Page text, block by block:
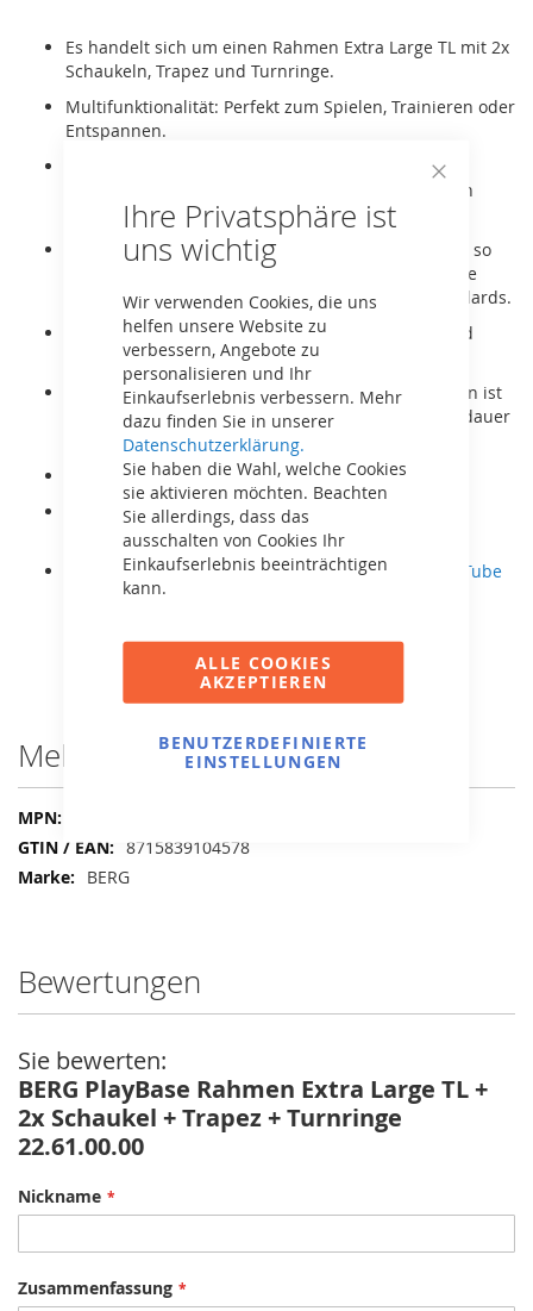
Close
Ihre Privatsphäre ist
uns wichtig
Wir verwenden Cookies, die uns
helfen unsere Website zu
verbessern, Angebote zu
personalisieren und Ihr
Einkaufserlebnis verbessern. Mehr
dazu finden Sie in unserer
Datenschutzerklärung.
Sie haben die Wahl, welche Cookies
sie aktivieren möchten. Beachten
Sie allerdings, dass das
ausschalten von Cookies Ihr
Einkaufserlebnis beeinträchtigen
kann.
ALLE COOKIES
AKZEPTIEREN
BENUTZERDEFINIERTE
EINSTELLUNGEN
Es handelt sich um einen Rahmen Extra Large TL mit 2x
Schaukeln, Trapez und Turnringe.
Multifunktionalität: Perfekt zum Spielen, Trainieren oder
Entspannen.
Modernes Design: Mit ihrem minimalistischen,
modernen Look passt die PlayBase perfekt in jeden
Garten und ist ein echter Hingucker.
Sicherheit an erster Stelle: Alle Komponenten sind so
konzipiert, dass Sicherheit oberste Priorität hat. Die
PlayBase erfüllt alle notwendigen Sicherheitsstandards.
Stabile Verankerung ohne Beton: Der Rahmen wird
einfach im Boden verankert.
Langlebiger Rahmen: Die robuste Stahlkonstruktion ist
wetterfest, pflegeleicht und für eine lange Lebensdauer
ausgelegt.
Geeignet für die ganze Familie.
Der Rahmen Extra Large hat die Maße (LxBxH)
475x100x245 cm.
Die Aufbauanleitung können Sie alsVideo bei YouTube
ansehenoder als
Mehr Informationen
Mehr
Informationen8715839104578
BERG
Bewertungen
Sie bewerten:
BERG PlayBase Rahmen Extra Large TL +
2x Schaukel + Trapez + Turnringe
22.61.00.00
Nickname
Zusammenfassung